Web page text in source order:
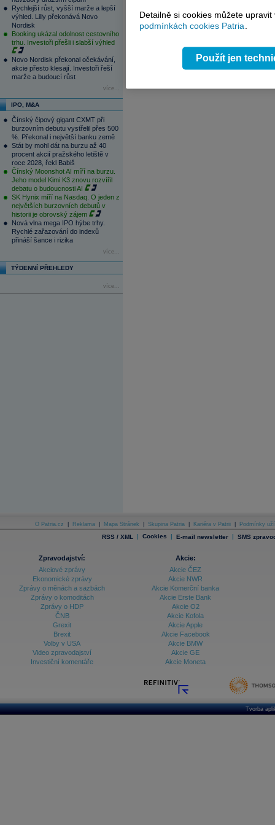
Rychlejší růst, vyšší marže a lepší
výhled. Lilly překonává Novo
Nordisk
Booking ukázal odolnost cestovního
trhu. Investoři přešli i slabší výhled
Novo Nordisk překonal očekávání,
akcie přesto klesají. Investoři řeší
marže a budoucí růst
více...
IPO, M&A
Čínský čipový gigant CXMT při
burzovním debutu vystřelil přes 500
%. Překonal i největší banku země
Stát by mohl dát na burzu až 40
procent akcií pražského letiště v
roce 2028, řekl Babiš
Čínský Moonshot AI míří na burzu.
Jeho model Kimi K3 znovu rozvířil
debatu o budoucnosti AI
SK Hynix míří na Nasdaq. O jeden z
největších burzovních debutů v
historii je obrovský zájem
Nová vlna mega IPO hýbe trhy.
Rychlé zařazování do indexů
přináší šance i rizika
více...
TÝDENNÍ PŘEHLEDY
více...
O Patria.cz Reklama Mapa Stránek Skupina Patria Kariéra v Patrii Podmínky
RSS / XML | Cookies | E-mail newsletter | SMS
Zpravodajství:
Akciové zprávy
Ekonomické zprávy
Zprávy o měnách a sazbách
Zprávy o komoditách
Zprávy o HDP
ČNB
Grexit
Brexit
Volby v USA
Video zpravodajství
Investiční komentáře
Akcie:
Akcie ČEZ
Akcie NWR
Akcie Komerční banka
Akcie Erste Bank
Akcie O2
Akcie Kofola
Akcie Apple
Akcie Facebook
Akcie BMW
Akcie GE
Akcie Moneta
Tvorba
Detailně si cookies můžete
podmínkách cookies Patria
Použít jen